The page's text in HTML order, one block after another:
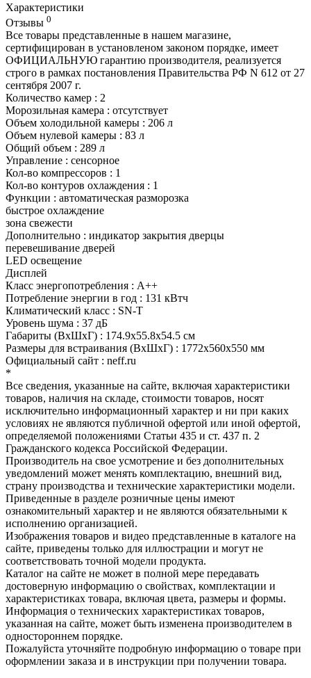
Характеристики
Отзывы 0
Все товары представленные в нашем магазине,
сертифицирован в установленом законом порядке, имеет
ОФИЦИАЛЬНУЮ гарантию производителя, реализуется
строго в рамках постановления Правительства РФ N 612 от 27
сентября 2007 г.
Количество камер : 2
Морозильная камера : отсутствует
Объем холодильной камеры : 206 л
Объем нулевой камеры : 83 л
Общий объем : 289 л
Управление : сенсорное
Кол-во компрессоров : 1
Кол-во контуров охлаждения : 1
Функции : автоматическая разморозка
быстрое охлаждение
зона свежести
Дополнительно : индикатор закрытия дверцы
перевешивание дверей
LED освещение
Дисплей
Класс энергопотребления : A++
Потребление энергии в год : 131 кВтч
Климатический класс : SN-T
Уровень шума : 37 дБ
Габариты (ВхШхГ) : 174.9x55.8x54.5 см
Размеры для встраивания (ВхШхГ) : 1772x560x550 мм
Официальный сайт : neff.ru
*
Все сведения, указанные на сайте, включая характеристики
товаров, наличия на складе, стоимости товаров, носят
исключительно информационный характер и ни при каких
условиях не являются публичной офертой или иной офертой,
определяемой положениями Статьи 435 и ст. 437 п. 2
Гражданского кодекса Российской Федерации.
Производитель на свое усмотрение и без дополнительных
уведомлений может менять комплектацию, внешний вид,
страну производства и технические характеристики модели.
Приведенные в разделе розничные цены имеют
ознакомительный характер и не являются обязательными к
исполнению организацией.
Изображения товаров и видео представленные в каталоге на
сайте, приведены только для иллюстрации и могут не
соответствовать точной модели продукта.
Каталог на сайте не может в полной мере передавать
достоверную информацию о свойствах, комплектации и
характеристиках товара, включая цвета, размеры и формы.
Информация о технических характеристиках товаров,
указанная на сайте, может быть изменена производителем в
одностороннем порядке.
Пожалуйста уточняйте подробную информацию о товаре при
оформлении заказа и в инструкции при получении товара.